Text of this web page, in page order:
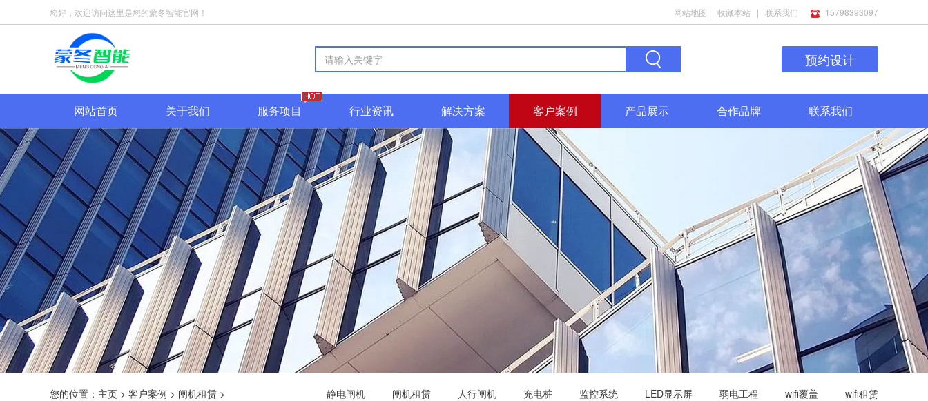
您好，欢迎访问这里是您的蒙冬智能官网！ 网站地图 | 收藏本站 | 联系我们 15798393097
预约设计
网站首页 关于我们 服务项目 行业资讯 解决方案 客户案例 产品展示 合作品牌 联系我们
您的位置： 主页 > 客户案例 > 闸机租赁 > 静电闸机 闸机租赁 人行闸机 充电桩 监控系统 LED显示屏 弱电工程 wifi覆盖 wifi租赁